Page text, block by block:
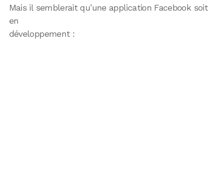
Mais il semblerait qu’une application Facebook soit
en
développement :